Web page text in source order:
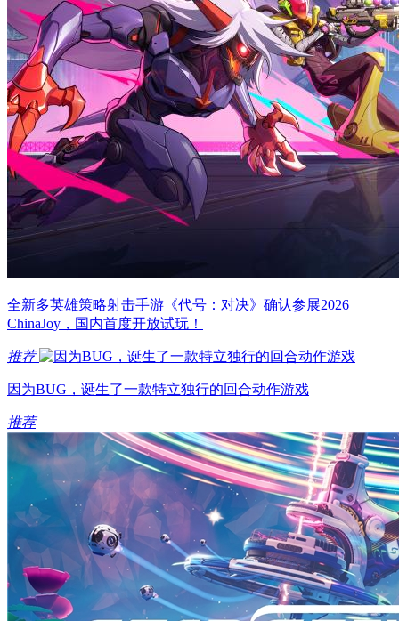
全新多英雄策略射击手游《代号：对决》确认参展2026
ChinaJoy，国内首度开放试玩！
推荐
因为BUG，诞生了一款特立独行的回合动作游戏
推荐